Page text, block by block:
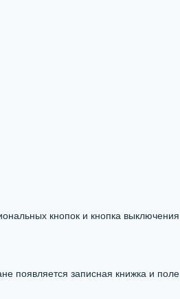
кнопок и кнопка выключения
появляется записная книжка и поле